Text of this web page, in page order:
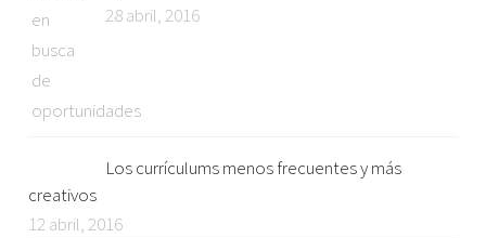
28 abril, 2016
Los currículums menos frecuentes y más
creativos
12 abril, 2016